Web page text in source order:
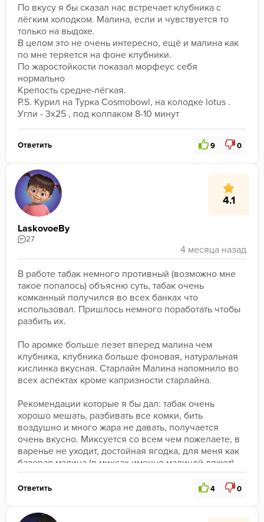
По вкусу я бы сказал нас встречает клубника с
лёгким холодком. Малина, если и чувствуется то
только на выдохе.
В целом это не очень интересно, ещё и малина как
по мне теряется на фоне клубники.
По жаростойкости показал морфеус себя
нормально
Крепость средне-лёгкая.
P.S. Курил на Турка Cosmobowl, на колодке lotus .
Угли - 3x25 , под колпаком 8-10 минут
Ответить 9 0
4.1
LaskovoeBy
27
В работе табак немного противный (возможно мне
такое попалось) объясню суть, табак очень
комканный получился во всех банках что
использовал. Пришлось немного поработать чтобы
разбить их.
По аромке больше лезет вперед малина чем
клубника, клубника больше фоновая, натуральная
кислинка вкусная. Старлайн Малина напомнило во
всех аспектах кроме капризности старлайна.
Рекомендации которые я бы дал: табак очень
хорошо мешать, разбивать все комки, бить
воздушно и много жара не давать, получается
очень вкусно. Миксуется со всем чем пожелаете, в
варенье не уходит, достойная ягодка, для меня как
базовая малина (в миксах именно малиной ляжет)
Ответить 4 0